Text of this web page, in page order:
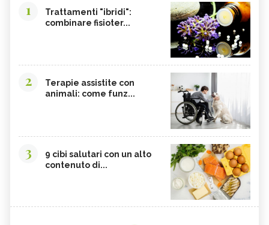
1
Trattamenti "ibridi":
combinare fisioter...
2
Terapie assistite con
animali: come funz...
3
9 cibi salutari con un alto
contenuto di...